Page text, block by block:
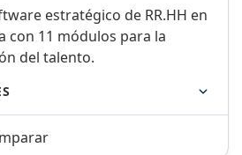
estratégico de RR.HH en
con 11 módulos para la
del talento.